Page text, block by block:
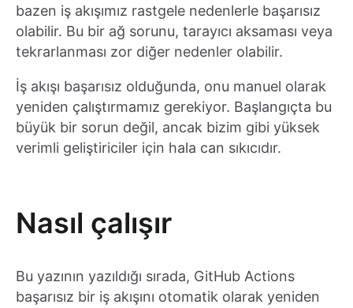
bazen iş akışımız rastgele nedenlerle başarısız
olabilir. Bu bir ağ sorunu, tarayıcı aksaması veya
tekrarlanması zor diğer nedenler olabilir.
İş akışı başarısız olduğunda, onu manuel olarak
yeniden çalıştırmamız gerekiyor. Başlangıçta bu
büyük bir sorun değil, ancak bizim gibi yüksek
verimli geliştiriciler için hala can sıkıcıdır.
Nasıl çalışır
Bu yazının yazıldığı sırada, GitHub Actions
başarısız bir iş akışını otomatik olarak yeniden